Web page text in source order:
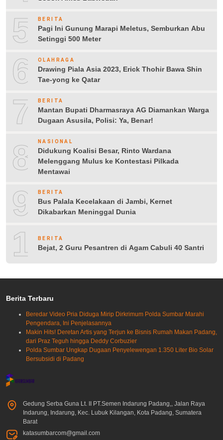
5 BERITA
Pagi Ini Gunung Marapi Meletus, Semburkan Abu
Setinggi 500 Meter
6 OLAHRAGA
Drawing Piala Asia 2023, Erick Thohir Bawa Shin
Tae-yong ke Qatar
7 BERITA
Mantan Bupati Dharmasraya AG Diamankan Warga
Dugaan Asusila, Polisi: Ya, Benar!
8 NASIONAL
Didukung Koalisi Besar, Rinto Wardana
Melenggang Mulus ke Kontestasi Pilkada
Mentawai
9 BERITA
Bus Palala Kecelakaan di Jambi, Kernet
Dikabarkan Meninggal Dunia
10BERITA
Bejat, 2 Guru Pesantren di Agam Cabuli 40 Santri
Berita Terbaru
Beredar Video Pria Diduga Mirip Dirkrimum Polda Sumbar Marahi
Pengendara, Ini Penjelasannya
Makin Hits! Deretan Artis yang Terjun ke Bisnis Rumah Makan Padang,
dari Praz Teguh hingga Deddy Corbuzier
Polda Sumbar Ungkap Dugaan Penyelewengan 1.350 Liter Bio Solar
Bersubsidi di Padang
Gedung Serba Guna Lt. II PT.Semen Indarung Padang,, Jalan Raya
Indarung, Indarung, Kec. Lubuk Kilangan, Kota Padang, Sumatera
Barat
katasumbarcom@gmail.com